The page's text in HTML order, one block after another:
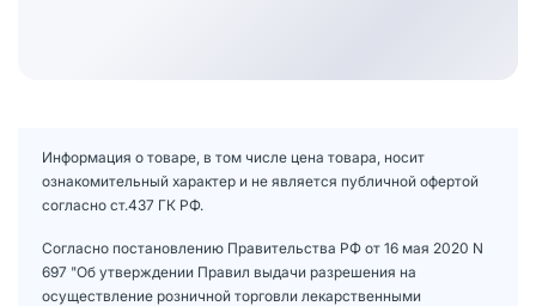
Информация о товаре, в том числе цена товара, носит
ознакомительный характер и не является публичной офертой
согласно ст.437 ГК РФ.
Согласно постановлению Правительства РФ от 16 мая 2020 N
697 "Об утверждении Правил выдачи разрешения на
осуществление розничной торговли лекарственными